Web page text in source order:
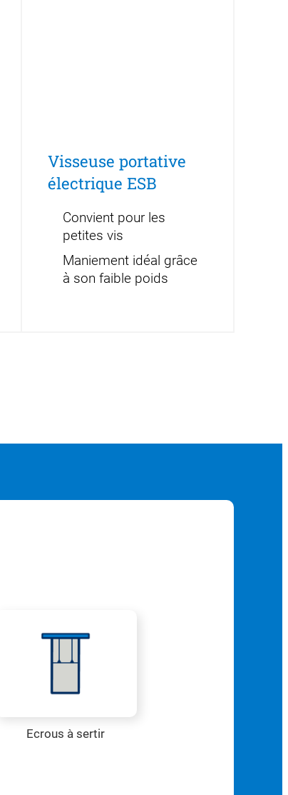
Visseuse portative
électrique ESB
Convient pour les
petites vis
Maniement idéal grâce
à son faible poids
Ecrous à sertir